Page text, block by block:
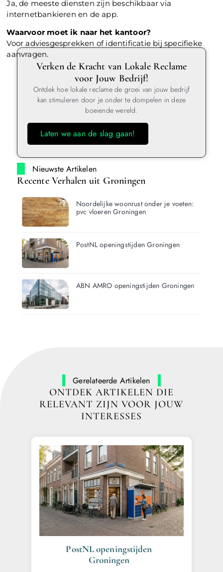
Ja, de meeste diensten zijn beschikbaar via
internetbankieren en de app.
Waarvoor moet ik naar het kantoor?
Voor adviesgesprekken of identificatie bij specifieke
aanvragen.
Verken de Kracht van Lokale Reclame
voor Jouw Bedrijf!
Ontdek hoe lokale reclame de groei van jouw bedrijf
kan stimuleren door je onder te dompelen in deze
boeiende wereld.
Laten we aan de slag gaan!
Nieuwste Artikelen
Recente Verhalen uit Groningen
Noordelijke woonrust onder je voeten:
pvc vloeren Groningen
PostNL openingstijden Groningen
ABN AMRO openingstijden Groningen
Gerelateerde Artikelen
ONTDEK ARTIKELEN DIE
RELEVANT ZIJN VOOR JOUW
INTERESSES
PostNL openingstijden
Groningen